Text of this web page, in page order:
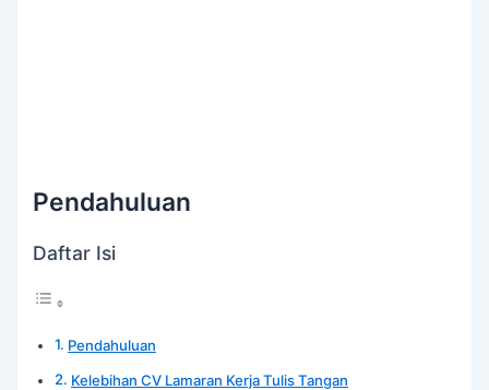
Pendahuluan
Daftar Isi
Pendahuluan
Kelebihan CV Lamaran Kerja Tulis Tangan